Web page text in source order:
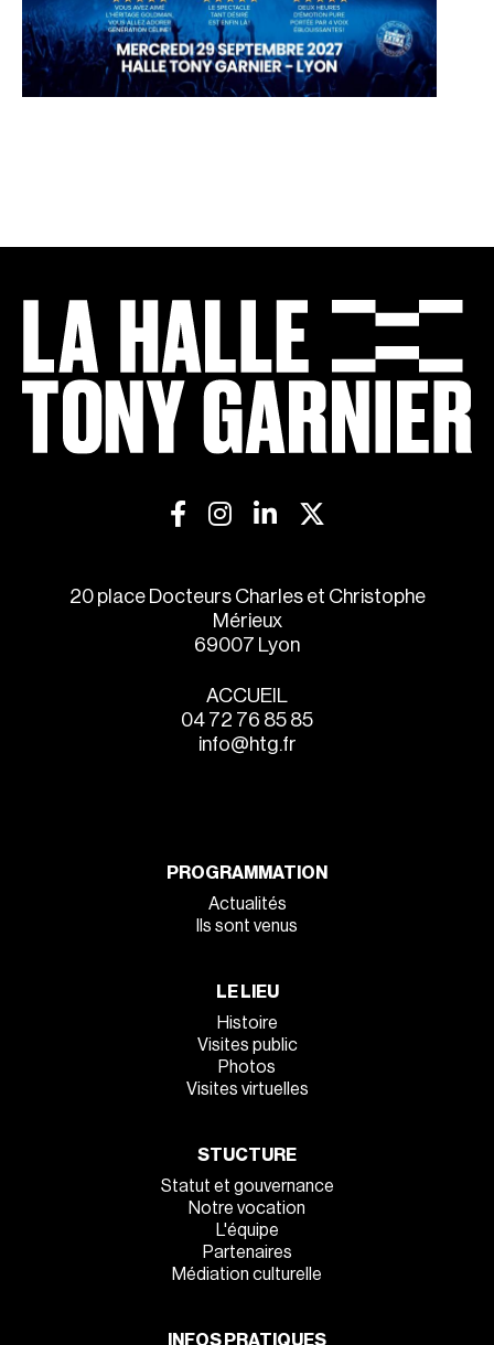
20 place Docteurs Charles et Christophe
Mérieux
69007 Lyon
ACCUEIL
04 72 76 85 85
info@htg.fr
PROGRAMMATION
Actualités
Ils sont venus
LE LIEU
Histoire
Visites public
Photos
Visites virtuelles
STUCTURE
Statut et gouvernance
Notre vocation
L'équipe
Partenaires
Médiation culturelle
INFOS PRATIQUES